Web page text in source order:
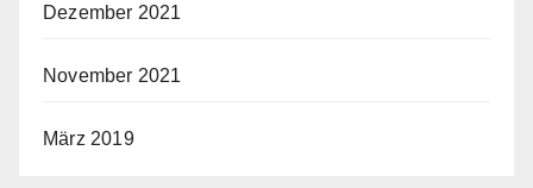
Dezember 2021
November 2021
März 2019